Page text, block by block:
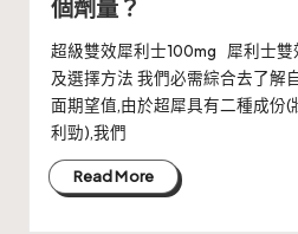
個劑量？
超級雙效犀利士100mg 犀利士
及選擇方法 我們必需綜合去了解
面期望值,由於超犀具有二種成份
利勁),我們
Read More